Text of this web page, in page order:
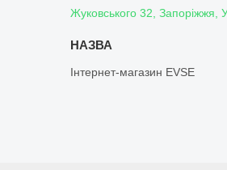
Жуковського 32, Запоріжжя,
Інтернет-магазин EVSE